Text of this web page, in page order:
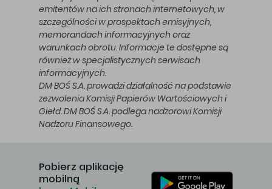
emitentów na ich stronach internetowych, w
szczególności w prospektach emisyjnych,
memorandach informacyjnych oraz
warunkach obrotu. Informacje te dostępne są
również w specjalistycznych serwisach
informacyjnych.
DM BOŚ S.A. prowadzi działalność na podstawie
zezwolenia Komisji Papierów Wartościowych i
Giełd. DM BOŚ S.A. podlega nadzorowi Komisji
Nadzoru Finansowego.
Pobierz aplikację
mobilną